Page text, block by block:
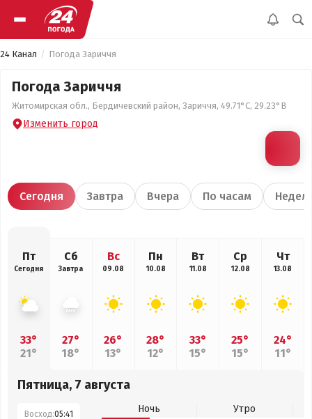
24 Канал Погода Зариччя
Погода Зариччя
Житомирская обл., Бердичевский район, Зариччя, 49.71°С, 29.23°В
Изменить город
Сегодня Завтра Вчера По часам
Пт
Сегодня
33°
21°
Сб
Завтра
27°
18°
Вс
09.08
26°
13°
Пн
10.08
28°
12°
Вт
11.08
33°
15°
Ср
12.08
25°
15°
Чт
13.08
24°
11°
Пятница, 7 августа
Восход:05:41 Ночь
Утро